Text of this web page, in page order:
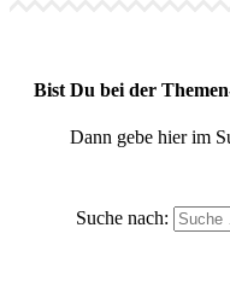
Bist Du bei der
Dann gebe hier im
Suche nach: